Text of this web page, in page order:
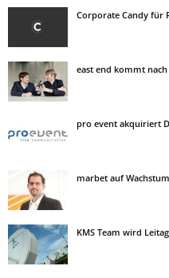
Corporate Candy für
east end kommt
pro event akquiriert
marbet auf
KMS Team wird